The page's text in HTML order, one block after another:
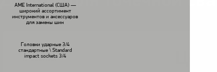
AME International (США) —
широкий ассортимент
инструментов и аксессуаров
для замены шин
Головки ударные 3/4
стандартные \ Standard
impact sockets 3/4
В наличии